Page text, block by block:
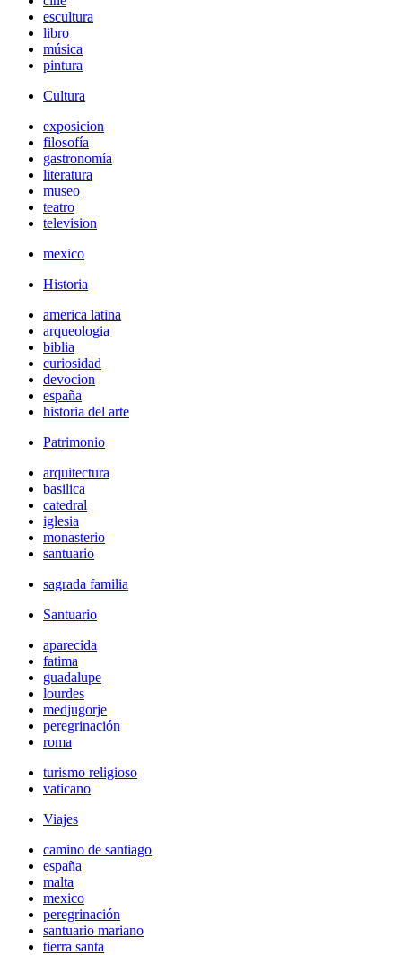
escultura
libro
música
pintura
Cultura
exposicion
filosofía
gastronomía
literatura
museo
teatro
television
mexico
Historia
america latina
arqueologia
biblia
curiosidad
devocion
españa
historia del arte
Patrimonio
arquitectura
basilica
catedral
iglesia
monasterio
santuario
sagrada familia
Santuario
aparecida
fatima
guadalupe
lourdes
medjugorje
peregrinación
roma
turismo religioso
vaticano
Viajes
camino de santiago
españa
malta
mexico
peregrinación
santuario mariano
tierra santa